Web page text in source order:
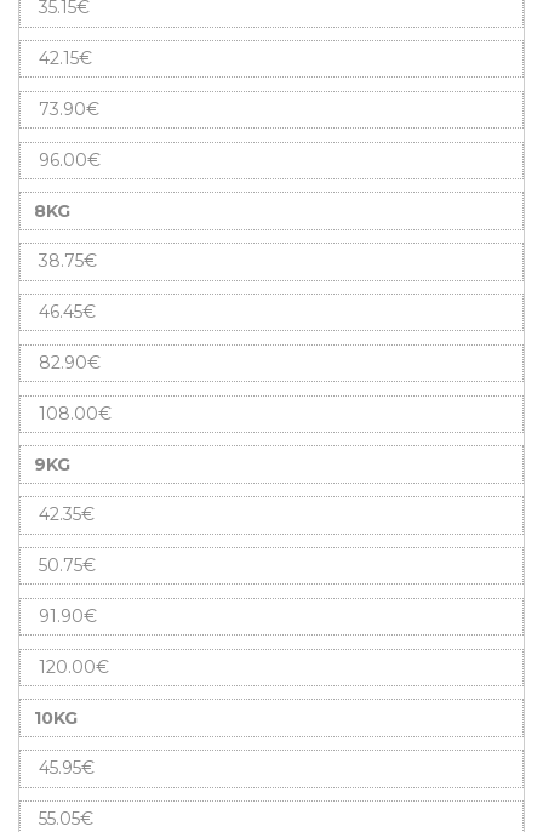
35.15€
42.15€
73.90€
96.00€
8KG
38.75€
46.45€
82.90€
108.00€
9KG
42.35€
50.75€
91.90€
120.00€
10KG
45.95€
55.05€